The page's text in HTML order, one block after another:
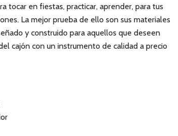
tocar en fiestas, practicar, aprender, para tus
La mejor prueba de ello son sus materiales
y construido para aquellos que deseen
cajón con un instrumento de calidad a precio